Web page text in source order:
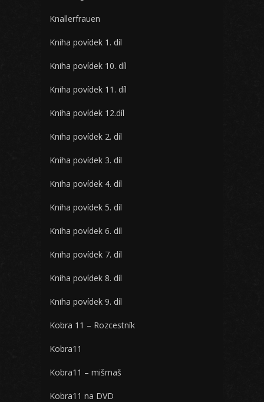
Knallerfrauen
Kniha povídek 1. díl
Kniha povídek 10. díl
Kniha povídek 11. díl
Kniha povídek 12.díl
Kniha povídek 2. díl
Kniha povídek 3. díl
Kniha povídek 4. díl
Kniha povídek 5. díl
Kniha povídek 6. díl
Kniha povídek 7. díl
Kniha povídek 8. díl
Kniha povídek 9. díl
Kobra 11 – Rozcestník
Kobra11
Kobra11 – mišmaš
Kobra11 na DVD